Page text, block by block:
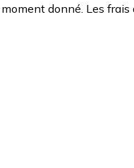
donné. Les